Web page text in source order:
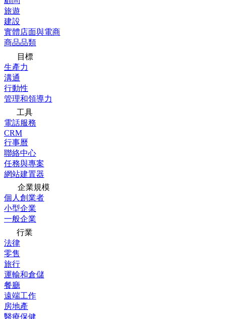
旅遊
建設
實體店面與電商
商品品類
目標
生產力
溝通
行動性
管理和領導力
工具
電話服務
CRM
行事曆
聯絡中心
任務與專案
網站建置器
企業規模
個人創業者
小型企業
一般企業
行業
法律
零售
旅行
運輸和倉儲
餐廳
遠端工作
房地產
醫療保健